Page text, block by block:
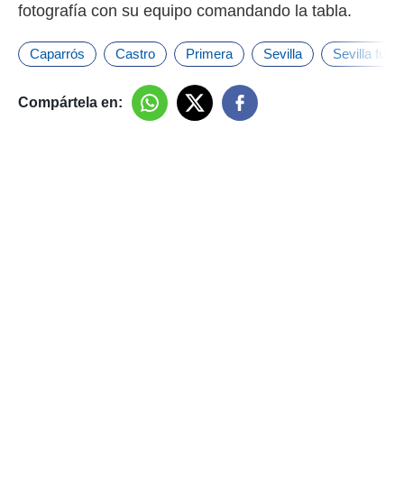
e
publicidad
fotografía con su equipo comandando la tabla.
Caparrós Castro Primera Sevilla Sevilla
Compártela en: